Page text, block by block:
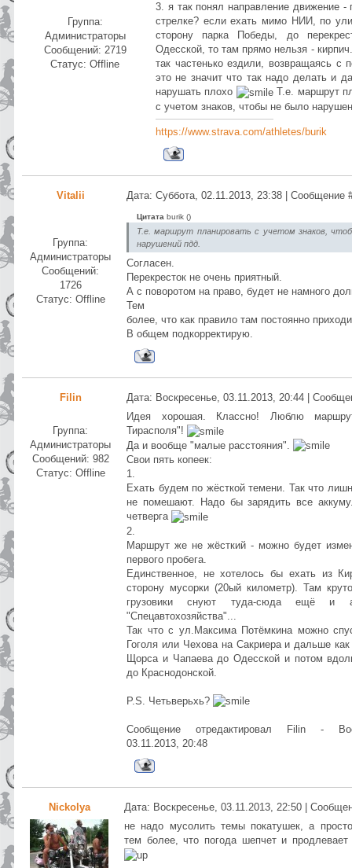
Группа:
Администраторы
Сообщений: 2719
Статус: Offline
3. я так понял направление движение -
стрелке? если ехать мимо НИИ, по
сторону парка Победы, до
Одесской, то там прямо нельзя -
так частенько ездили, возвращаясь с
это не значит что так надо делать и
нарушать плохо
Т.е. маршрут
с учетом знаков, чтобы не было
https://www.strava.com/athletes/burik
Vitalii Дата: Суббота, 02.11.2013, 23:38 | Сообщение
Группа:
Администраторы
Сообщений:
1726
Статус: Offline
Цитата burik ()
Т.е. маршрут планировать с учетом знаков,
нарушений пдд.
Согласен.
Перекресток не очень приятный.
А с поворотом на право, будет не намного
Тем
более, что как правило там постоянно
В общем подкорректирую.
Filin Дата: Воскресенье, 03.11.2013, 20:44 |
Группа:
Администраторы
Сообщений: 982
Статус: Offline
Идея хорошая. Классно! Люблю
Тирасполя"!
Да и вообще "малые расстояния".
Свои пять копеек:
1.
Ехать будем по жёсткой темени. Так что
не помешают. Надо бы зарядить все
четверга
2.
Маршрут же не жёсткий - можно будет
первого пробега.
Единственное, не хотелось бы ехать из
сторону мусорки (20ый километр). Там
грузовики снуют туда-сюда ещё и
"Спецавтохозяйства"...
Так что с ул.Максима Потёмкина можно
Гоголя или Чехова на Сакриера и дальше
Щорса и Чапаева до Одесской и потом
до Краснодонской.
P.S. Четьверьхь?
Сообщение отредактировал Filin -
03.11.2013, 20:48
Nickolya
Дата: Воскресенье, 03.11.2013, 22:50 |
не надо мусолить темы покатушек, а
тем более, что погода шепчет и